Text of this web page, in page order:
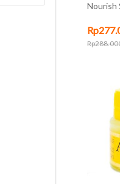
Nourish